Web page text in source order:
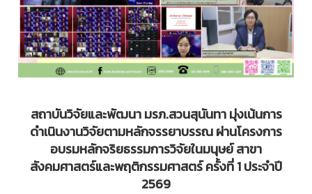
สถาบันวิจัยและพัฒนา มรภ.สวนสุนันทา มุ่งเน้นการ
ดำเนินงานวิจัยตามหลักจรรยาบรรณ ผ่านโครงการ
อบรมหลักจริยธรรมการวิจัยในมนุษย์ สาขา
สังคมศาสตร์และพฤติกรรมศาสตร์ ครั้งที่ 1 ประจำปี
2569